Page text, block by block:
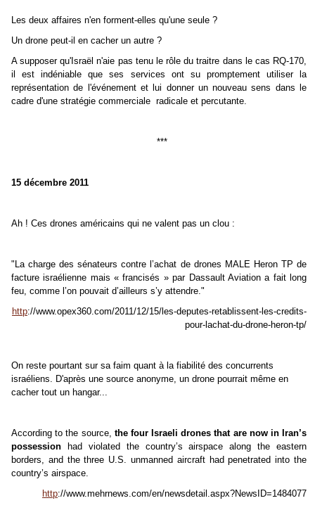
Les deux affaires n'en forment-elles qu'une seule ?
Un drone peut-il en cacher un autre ?
A supposer qu'Israël n'aie pas tenu le rôle du traitre dans le cas RQ-170,
il est indéniable que ses services ont su promptement utiliser la
représentation de l'événement et lui donner un nouveau sens dans le
cadre d'une stratégie commerciale radicale et percutante.
***
15 décembre 2011
Ah ! Ces drones américains qui ne valent pas un clou :
"La charge des sénateurs contre l’achat de drones MALE Heron TP de
facture israélienne mais « francisés » par Dassault Aviation a fait long
feu, comme l’on pouvait d’ailleurs s’y attendre."
http://www.opex360.com/2011/12/15/les-deputes-retablissent-les-credits-
pour-lachat-du-drone-heron-tp/
On reste pourtant sur sa faim quant à la fiabilité des concurrents
israéliens. D'après une source anonyme, un drone pourrait même en
cacher tout un hangar...
According to the source, the four Israeli drones that are now in Iran’s
possession
had violated the country’s airspace along the eastern
borders, and the three U.S. unmanned aircraft had penetrated into the
country’s airspace.
http://www.mehrnews.com/en/newsdetail.aspx?NewsID=1484077